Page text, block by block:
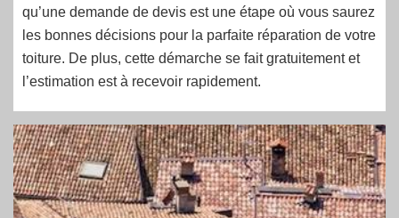
qu’une demande de devis est une étape où vous saurez
les bonnes décisions pour la parfaite réparation de votre
toiture. De plus, cette démarche se fait gratuitement et
l’estimation est à recevoir rapidement.